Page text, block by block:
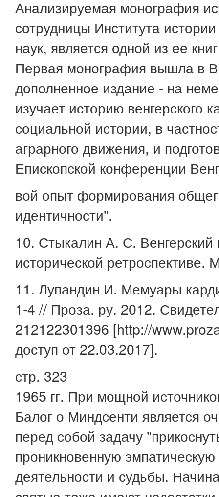
Анализируемая монография
сотрудницы Института
наук, является одной из ее
Первая монография вышла в
дополненное издание - на
изучает историю венгерского
социальной истории, в
аграрного движения, и
Епископской конференции
вой опыт формирования
идентичности".
10. Стыкалин А. С. Венгерский
исторической
11. Лупандин И. Мемуары
1-4 // Проза. ру. 2012.
212122301396 [http://
доступ от 22.03.2017].
стр. 323
1965 гг. При мощной
Балог о Миндсенти является
перед собой задачу
проникновенную эмпатическую
деятельности и судьбы.